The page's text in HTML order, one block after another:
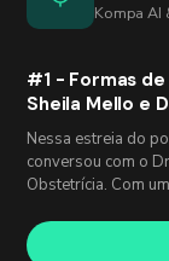
Kompa AI
#1 - Formas
Sheila Mello e
Nessa estreia do
conversou com o
Obstetrícia. Com